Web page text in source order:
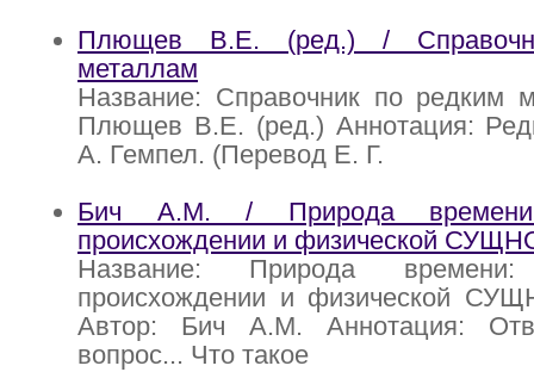
Плющев В.Е. (ред.) /
металлам
Название: Справочник по редким
Плющев В.Е. (ред.) Аннотация:
А. Гемпел. (Перевод Е. Г.
Бич А.М. / Природа
происхождении и физической
Название: Природа
происхождении и физической
Автор: Бич А.М. Аннотация:
вопрос... Что такое